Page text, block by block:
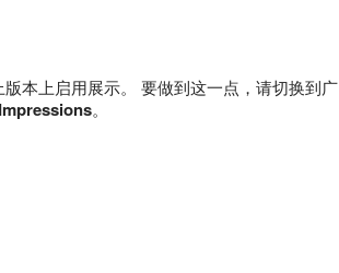
本上启用展示。 要做到这一点，请切换到广
。